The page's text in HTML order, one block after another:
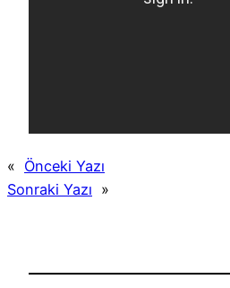
« Önceki Yazı
Sonraki Yazı »